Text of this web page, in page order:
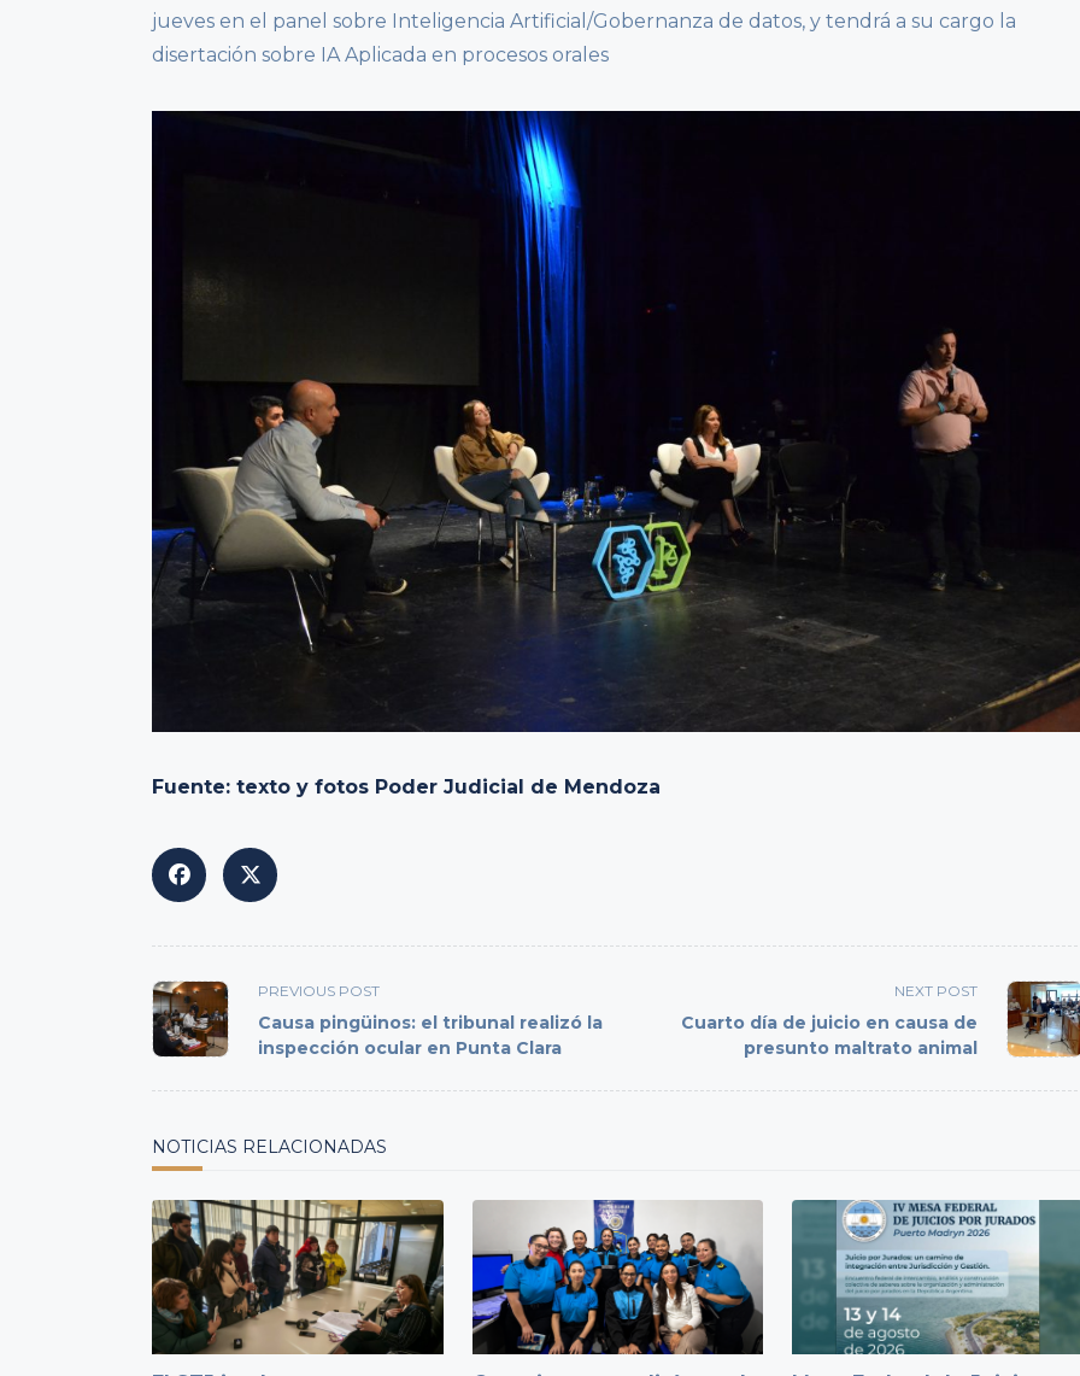
jueves en el panel sobre Inteligencia Artificial/Gobernanza de datos, y tendrá a su cargo la
disertación sobre IA Aplicada en procesos orales
Fuente: texto y fotos Poder Judicial de Mendoza
<span
class="nav-
subtitle
PREVIOUS POST
Causa pingüinos: el tribunal realizó la
inspección ocular en Punta Clara
NEXT POST
Cuarto día de juicio en causa de
presunto maltrato animal
NOTICIAS RELACIONADAS